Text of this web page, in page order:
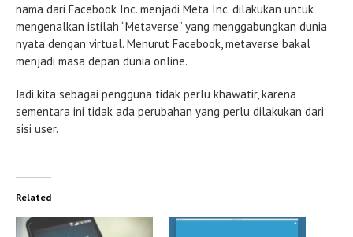
nama dari Facebook Inc. menjadi Meta Inc. dilakukan untuk
mengenalkan istilah “Metaverse” yang menggabungkan dunia
nyata dengan virtual. Menurut Facebook, metaverse bakal
menjadi masa depan dunia online.
Jadi kita sebagai pengguna tidak perlu khawatir, karena
sementara ini tidak ada perubahan yang perlu dilakukan dari
sisi user.
Related